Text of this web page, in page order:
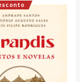
€.
O
preço
atual
é:
13,50 €.